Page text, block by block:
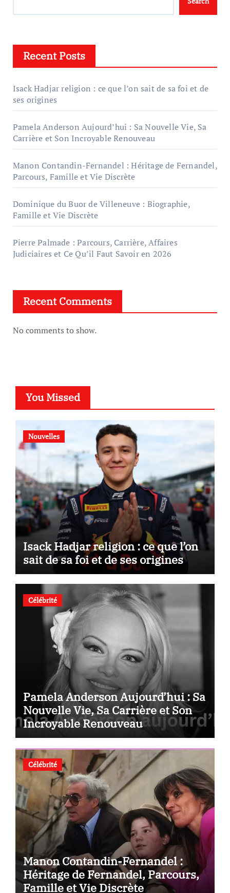
Recent Posts
Isack Hadjar religion : ce que l’on sait de sa foi et de
ses origines
Pamela Anderson Aujourd’hui : Sa Nouvelle Vie, Sa
Carrière et Son Incroyable Renouveau
Manon Contandin-Fernandel : Héritage de Fernandel,
Parcours, Famille et Vie Discrète
Dominique du Buor de Villeneuve : Biographie,
Famille et Vie Discrète
Pierre Palmade : Parcours, Carrière, Affaires
Judiciaires et Ce Qu’il Faut Savoir en 2026
Recent Comments
No comments to show.
You Missed
Nouvelles
Isack Hadjar religion : ce que l’on
sait de sa foi et de ses origines
Célébrité
Pamela Anderson Aujourd’hui : Sa
Nouvelle Vie, Sa Carrière et Son
Incroyable Renouveau
Célébrité
Manon Contandin-Fernandel :
Héritage de Fernandel, Parcours,
Famille et Vie Discrète